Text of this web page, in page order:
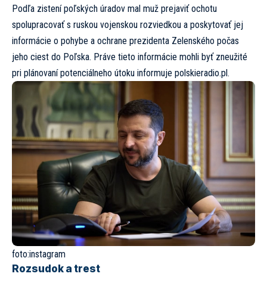
Podľa zistení poľských úradov mal muž prejaviť ochotu
spolupracovať s ruskou vojenskou rozviedkou a poskytovať jej
informácie o pohybe a ochrane prezidenta Zelenského počas
jeho ciest do Poľska. Práve tieto informácie mohli byť zneužité
pri plánovaní potenciálneho útoku informuje polskieradio.pl.
foto:instagram
Rozsudok a trest